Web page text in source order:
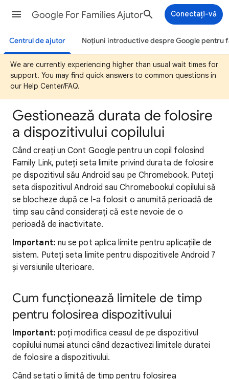
Google For Families Ajutor Conectați-vă
Centrul de ajutor Noțiuni introductive despre Google pentru
We are currently experiencing higher than usual wait times for
support. You may find quick answers to common questions in
our Help Center/FAQ.
Gestionează durata de folosire
a dispozitivului copilului
Când creați un Cont Google pentru un copil folosind
Family Link, puteți seta limite privind durata de folosire
pe dispozitivul său Android sau pe Chromebook. Puteți
seta dispozitivul Android sau Chromebookul copilului să
se blocheze după ce l-a folosit o anumită perioadă de
timp sau când considerați că este nevoie de o
perioadă de inactivitate.
Important: nu se pot aplica limite pentru aplicațiile de
sistem. Puteți seta limite pentru dispozitivele Android 7
și versiunile ulterioare.
Cum funcționează limitele de timp
pentru folosirea dispozitivului
Important: poți modifica ceasul de pe dispozitivul
copilului numai atunci când dezactivezi limitele duratei
de folosire a dispozitivului.
Când setați o limită de timp pentru folosirea